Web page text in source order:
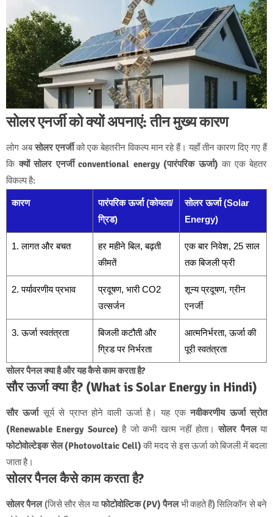
सोलर एनर्जी को क्यों अपनाएं: तीन मुख्य कारण
लोग अबसोलर एनर्जीको एक बेहतरीन विकल्प मान रहे हैं। यहाँ तीन कारण दिए गए हैं
किक्यों सोलर एनर्जी conventional energy (पारंपरिक ऊर्जा) का एक बेहतर
विकल्प है:
कारण
पारंपरिक ऊर्जा (कोयला/
ग्रिड)
सोलर ऊर्जा (Solar
Energy)
1. लागत और बचत
हर महीने बिल, बढ़ती
कीमतें
एक बार निवेश, 25 साल
तक बिजली फ्री
2. पर्यावरणीय प्रभाव
प्रदूषण, भारी CO2
उत्सर्जन
शून्य प्रदूषण, ग्रीन
एनर्जी
3. ऊर्जा स्वतंत्रता
बिजली कटौती और
ग्रिड पर निर्भरता
आत्मनिर्भरता, ऊर्जा की
पूरी स्वतंत्रता
सोलर पैनल क्या है और यह कैसे काम करता है?
सौर ऊर्जा क्या है? (What is Solar Energy in Hindi)
सौर ऊर्जासूर्य से प्राप्त होने वाली ऊर्जा है। यह एकनवीकरणीय ऊर्जा स्रोत
(Renewable Energy Source) है जो कभी खत्म नहीं होता।सोलर पैनलया
फोटोवोल्टेइक सेल (Photovoltaic Cell)की मदद से इस ऊर्जा को बिजली में बदला
जाता है।
सोलर पैनल कैसे काम करता है?
सोलर पैनल(जिसे सौर सेल याफोटोवोल्टिक (PV) पैनलभी कहते हैं) सिलिकॉन से बने